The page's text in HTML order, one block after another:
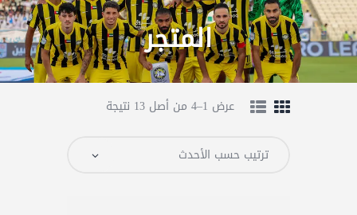
المتجر
English
عرض 1–4 من أصل 13 نتيجة